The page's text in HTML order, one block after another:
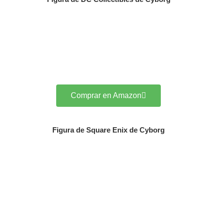
Comprar en Amazon
Figura de Square Enix de Cyborg